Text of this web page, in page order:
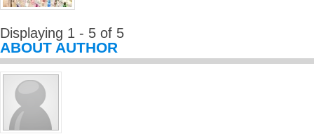
Displaying 1 - 5 of 5
ABOUT AUTHOR